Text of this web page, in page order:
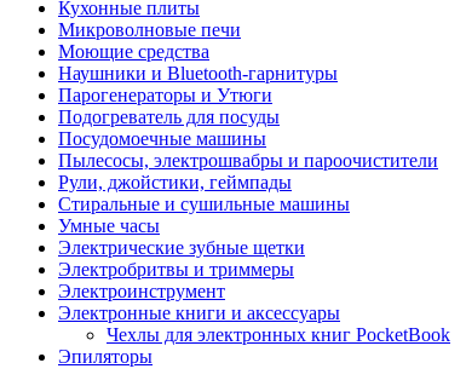
Кухонные плиты
Микроволновые печи
Моющие средства
Наушники и Bluetooth-гарнитуры
Парогенераторы и Утюги
Подогреватель для посуды
Посудомоечные машины
Пылесосы, электрошвабры и пароочистители
Рули, джойстики, геймпады
Стиральные и сушильные машины
Умные часы
Электрические зубные щетки
Электробритвы и триммеры
Электроинструмент
Электронные книги и аксессуары
Чехлы для электронных книг PocketBook
Эпиляторы